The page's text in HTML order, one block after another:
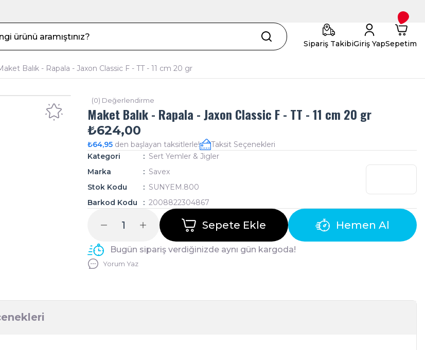
Sipariş TakibiGiriş YapSepetim
Balık - Rapala - Jaxon Classic F - TT - 11 cm 20 gr
(0) Değerlendirme
Maket Balık - Rapala - Jaxon Classic F - TT - 11 cm 20 gr
₺624,00
₺64,95 den başlayan taksitlerle!
Taksit Seçenekleri
Kategori
Sert Yemler & Jigler
Marka
Savex
Stok Kodu
SUNYEM.800
Barkod Kodu
2008822304867
Sepete Ekle Hemen Al
Bugün sipariş verdiğinizde aynı gün kargoda!
Yorum Yaz